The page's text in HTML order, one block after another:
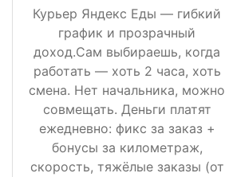
Курьер Яндекс Еды — гибкий
график и прозрачный
доход.Сам выбираешь, когда
работать — хоть 2 часа, хоть
смена. Нет начальника, можно
совмещать. Деньги платят
ежедневно: фикс за заказ +
бонусы за километраж,
скорость, тяжёлые заказы (от